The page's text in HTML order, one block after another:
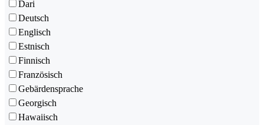
Dari
Deutsch
Englisch
Estnisch
Finnisch
Französisch
Gebärdensprache
Georgisch
Hawaiisch